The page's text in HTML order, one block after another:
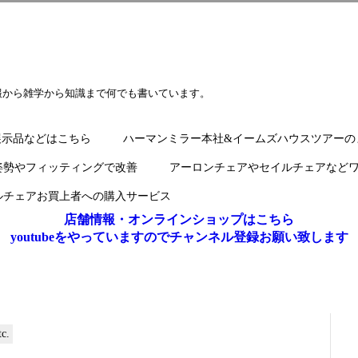
ら雑学から知識まで何でも書いています。
品などはこちら ハーマンミラー本社&イームズハウスツアーの
やフィッティングで改善 アーロンチェアやセイルチェアなど
ェアお買上者への購入サービス
店舗情報・オンラインショップはこちら
youtubeをやっていますのでチャンネル登録お願い致します